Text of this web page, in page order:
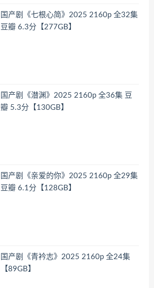
国产剧《七根心简》2025 2160p 全32集
豆瓣 6.3分【277GB】
国产剧《潜渊》2025 2160p 全36集 豆
瓣 5.3分【130GB】
国产剧《亲爱的你》2025 2160p 全29集
豆瓣 6.1分【128GB】
国产剧《青衿志》2025 2160p 全24集
【89GB】